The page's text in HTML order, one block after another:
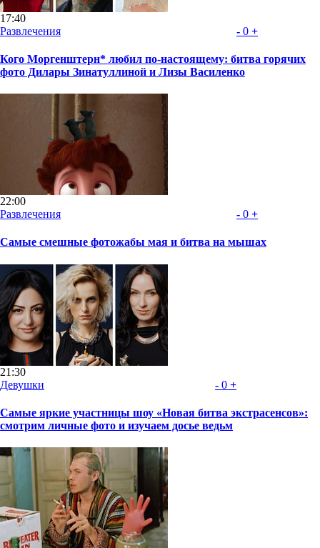
17:40
Развлечения
- 0 +
Кого Моргенштерн* любил по-настоящему: битва горячих
фото Дилары Зинатуллиной и Лизы Василенко
22:00
Развлечения
- 0 +
Самые смешные фотожабы мая и битва на мышах
21:30
Девушки
- 0 +
Самые яркие участницы шоу «Новая битва экстрасенсов»:
смотрим личные фото и изучаем досье ведьм